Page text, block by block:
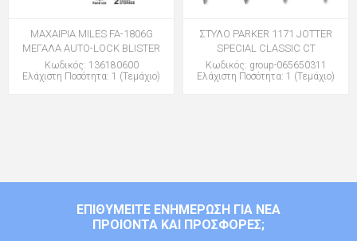
ΜΑΧΑΙΡΙΑ MILES FA-1806G
ΜΕΓΑΛΑ AUTO-LOCK BLISTER
Κωδικός: 136180600
Ελάχιστη Ποσότητα: 1 (Τεμάχιο)
ΣΤΥΛΟ PARKER 1171 JOTTER
SPECIAL CLASSIC CT
Κωδικός: group-065650311
Ελάχιστη Ποσότητα: 1 (Τεμάχιο)
ΕΠΙΘΥΜΕΊΤΕ ΕΝΗΜΈΡΩΣΗ ΓΙΑ ΝΈΑ
ΠΡΟΙΌΝΤΑ ΚΑΙ ΠΡΟΣΦΟΡΈΣ;